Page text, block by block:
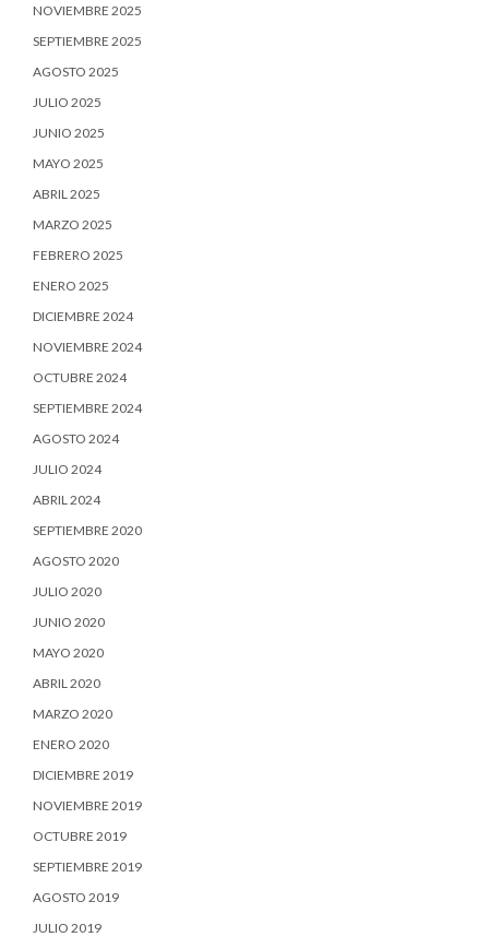
NOVIEMBRE 2025
SEPTIEMBRE 2025
AGOSTO 2025
JULIO 2025
JUNIO 2025
MAYO 2025
ABRIL 2025
MARZO 2025
FEBRERO 2025
ENERO 2025
DICIEMBRE 2024
NOVIEMBRE 2024
OCTUBRE 2024
SEPTIEMBRE 2024
AGOSTO 2024
JULIO 2024
ABRIL 2024
SEPTIEMBRE 2020
AGOSTO 2020
JULIO 2020
JUNIO 2020
MAYO 2020
ABRIL 2020
MARZO 2020
ENERO 2020
DICIEMBRE 2019
NOVIEMBRE 2019
OCTUBRE 2019
SEPTIEMBRE 2019
AGOSTO 2019
JULIO 2019